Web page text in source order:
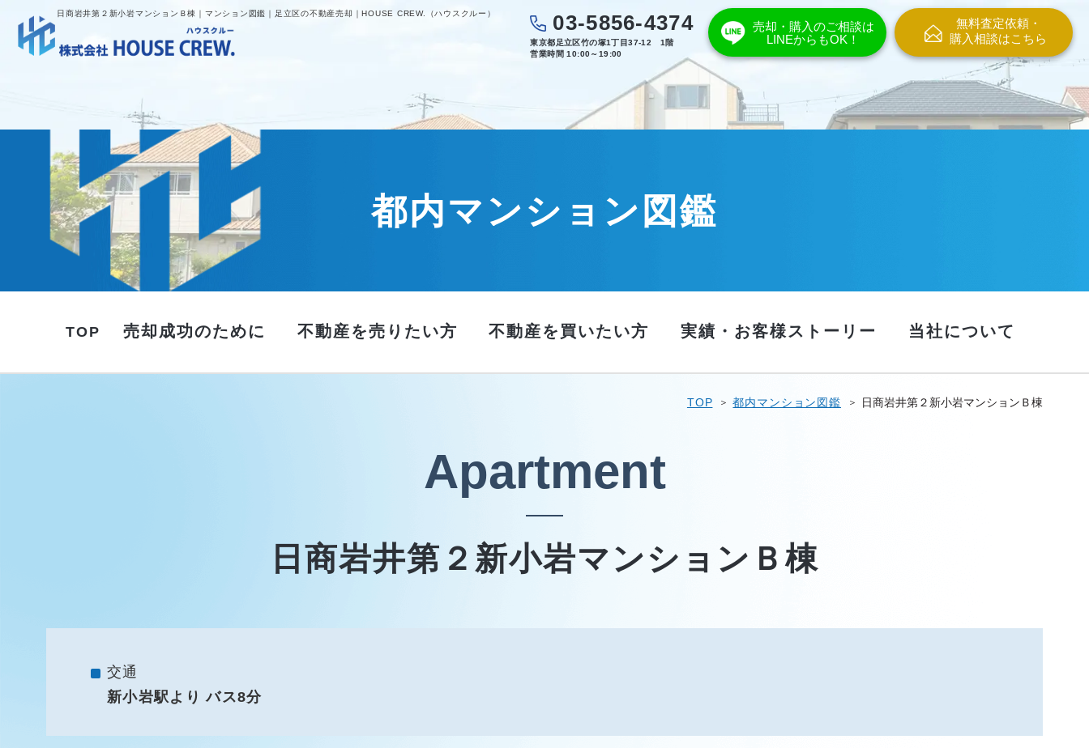
日商岩井第２新小岩マンションＢ棟｜マンション図鑑｜足立区の不動産売却｜HOUSE CREW.（ハウスクルー） 03-5856-4374
東京都足立区竹の塚1丁目37-12 1階
営業時間 10:00～19:00
売却・購入のご相談は
LINEからもOK！
無料査定依頼・
購入相談はこちら
都内マンション図鑑
TOP 売却成功のために 不動産を売りたい方 不動産を買いたい方 実績・お客様ストーリー 当社について
TOP 都内マンション図鑑 日商岩井第２新小岩マンションＢ棟
Apartment
日商岩井第２新小岩マンションＢ棟
交通
新小岩駅より バス8分